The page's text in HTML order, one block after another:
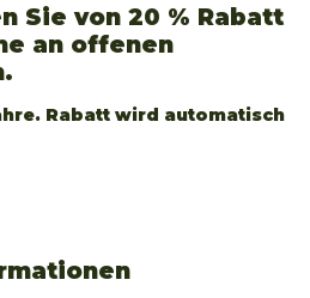
Sie von 20 % Rabatt
an offenen
Rabatt wird automatisch